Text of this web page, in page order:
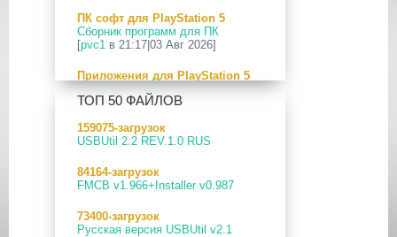
09 Апр 2026
[PS3|CFW] webMAN MOD
v1.47.48p
29 Мар 2026
[PS3] PS3HEN v3.5.0
19 Мар 2026
[PS Portal] Программное
18 Мар 2026
4.93 для PlayStation 3
ПК софт для PlayStation 5
Сборник программ для ПК
[pvc1 в 21:17|03 Авг 2026]
Приложения для PlayStation 5
PS5 Payload websrv v0.34
[pvc1 в 09:02|03 Авг 2026]
Приложения для PlayStation 5
PS5 payload shsrv v0.20
Приложения для PlayStation 5
[pvc1в 20:57|02 Авг 2026]
ТОП 50 ФАЙЛОВ
159075-загрузок
USBUtil 2.2 REV.1.0 RUS
84164-загрузок
FMCB v1.966+Installer v0.987
73400-загрузок
Русская версия USBUtil v2.1